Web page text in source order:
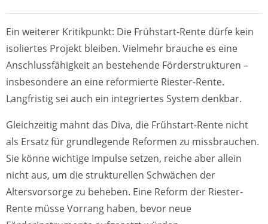
Ein weiterer Kritikpunkt: Die Frühstart-Rente dürfe kein
isoliertes Projekt bleiben. Vielmehr brauche es eine
Anschlussfähigkeit an bestehende Förderstrukturen –
insbesondere an eine reformierte Riester-Rente.
Langfristig sei auch ein integriertes System denkbar.
Gleichzeitig mahnt das Diva, die Frühstart-Rente nicht
als Ersatz für grundlegende Reformen zu missbrauchen.
Sie könne wichtige Impulse setzen, reiche aber allein
nicht aus, um die strukturellen Schwächen der
Altersvorsorge zu beheben. Eine Reform der Riester-
Rente müsse Vorrang haben, bevor neue